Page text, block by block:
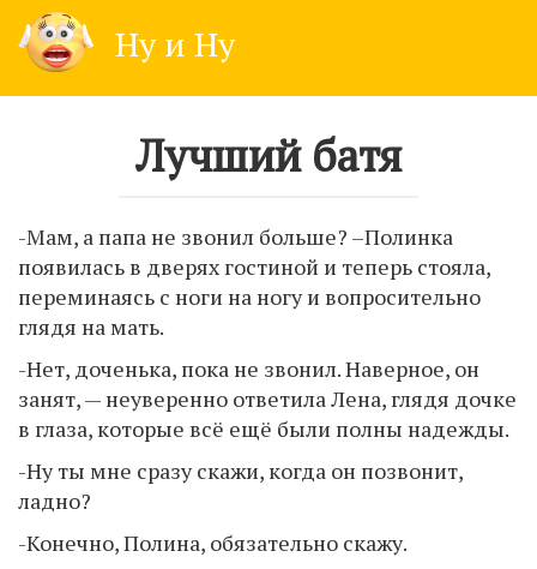
content
Ну и Ну
Лучший батя
-Мам, а папа не звонил больше? –Полинка
появилась в дверях гостиной и теперь стояла,
переминаясь с ноги на ногу и вопросительно
глядя на мать.
-Нет, доченька, пока не звонил. Наверное, он
занят, — неуверенно ответила Лена, глядя дочке
в глаза, которые всё ещё были полны надежды.
-Ну ты мне сразу скажи, когда он позвонит,
ладно?
-Конечно, Полина, обязательно скажу.